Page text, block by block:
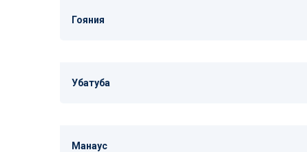
Гояния
Убатуба
Манаус